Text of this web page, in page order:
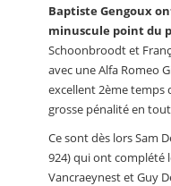
Baptiste Gengoux
minuscule point du
Schoonbroodt et
avec une Alfa Romeo
excellent 2ème temps
grosse pénalité en
Ce sont dès lors Sam
924) qui ont complété
Vancraeynest et Guy